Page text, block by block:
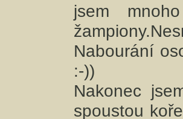
jsem
Nabourání
:-))
Nakonec
spoustou